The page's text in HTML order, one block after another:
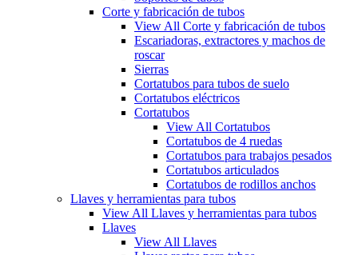
Corte y fabricación de tubos
View All Corte y fabricación de tubos
Escariadoras, extractores y machos de
roscar
Sierras
Cortatubos para tubos de suelo
Cortatubos eléctricos
Cortatubos
View All Cortatubos
Cortatubos de 4 ruedas
Cortatubos para trabajos pesados
Cortatubos articulados
Cortatubos de rodillos anchos
Llaves y herramientas para tubos
View All Llaves y herramientas para tubos
Llaves
View All Llaves